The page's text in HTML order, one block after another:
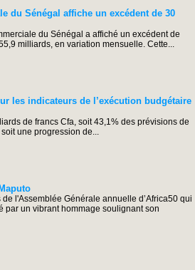
du Sénégal affiche un excédent de 30
du Sénégal a affiché un excédent de
milliards, en variation mensuelle. Cette...
les indicateurs de l’exécution budgétaire
de francs Cfa, soit 43,1% des prévisions de
une progression de...
l'Assemblée Générale annuelle d’Africa50 qui
par un vibrant hommage soulignant son